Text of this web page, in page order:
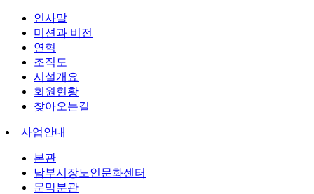
인사말
미션과 비전
연혁
조직도
시설개요
회원현황
찾아오는길
사업안내
본관
남부시장노인문화센터
문막분관